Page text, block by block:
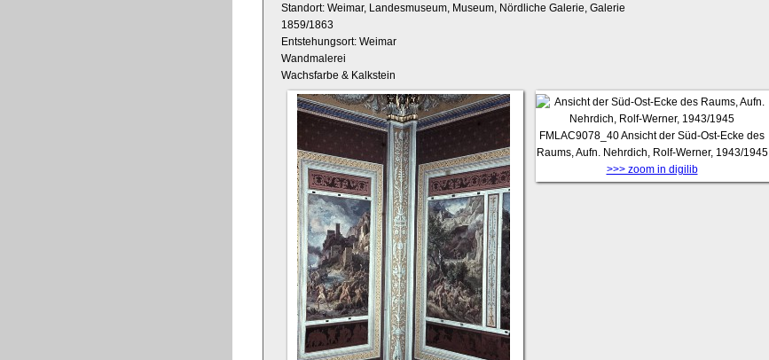
Standort: Weimar, Landesmuseum, Museum, Nördliche Galerie, Galerie
1859/1863
Entstehungsort: Weimar
Wandmalerei
Wachsfarbe & Kalkstein
FMLAC9078_40Ansicht der Süd-Ost-Ecke des
Raums, Aufn. Nehrdich, Rolf-Werner, 1943/1945
>>> zoom in digilib